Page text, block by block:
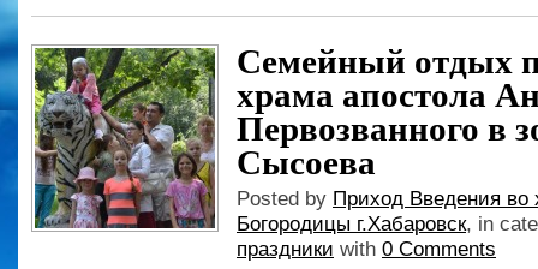
Семейный отдых
храма апостола
Первозванного в
Сысоева
Posted by Приход Введения во
Богородицы г.Хабаровск, in
праздники with 0 Comments